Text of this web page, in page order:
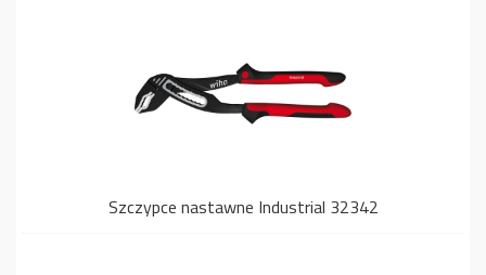
Szczypce nastawne Industrial 32342